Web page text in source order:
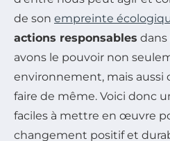
de son empreinte
actions responsables
avons le pouvoir non
environnement, mais aussi
faire de même. Voici donc
faciles à mettre en œuvre
changement positif et